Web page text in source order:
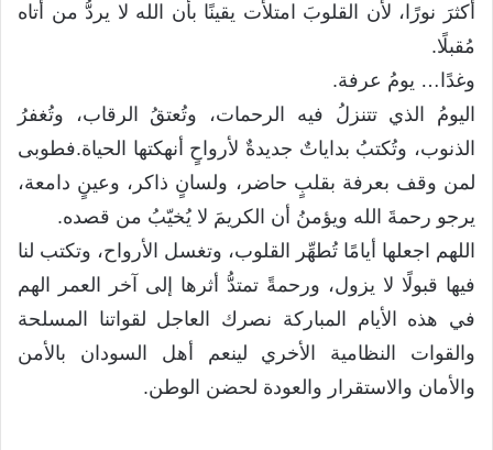
أكثرَ نورًا، لأن القلوبَ امتلأت يقينًا بأن الله لا يردُّ من أتاه
مُقبلًا.
وغدًا… يومُ عرفة.
اليومُ الذي تتنزلُ فيه الرحمات، وتُعتقُ الرقاب، وتُغفرُ
الذنوب، وتُكتبُ بداياتٌ جديدةٌ لأرواحٍ أنهكتها الحياة.فطوبى
لمن وقف بعرفة بقلبٍ حاضر، ولسانٍ ذاكر، وعينٍ دامعة،
يرجو رحمةَ الله ويؤمنُ أن الكريمَ لا يُخيّبُ من قصده.
اللهم اجعلها أيامًا تُطهِّر القلوب، وتغسل الأرواح، وتكتب لنا
فيها قبولًا لا يزول، ورحمةً تمتدُّ أثرها إلى آخر العمر الهم
في هذه الأيام المباركة نصرك العاجل لقواتنا المسلحة
والقوات النظامية الأخري لينعم أهل السودان بالأمن
والأمان والاستقرار والعودة لحضن الوطن.